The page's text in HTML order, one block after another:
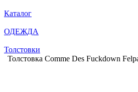
Каталог
ОДЕЖДА
Толстовки
Толстовка Comme Des Fuckdown